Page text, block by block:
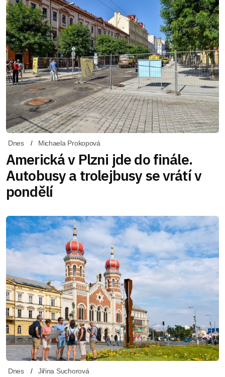
Dnes Michaela Prokopová
Americká v Plzni jde do finále.
Autobusy a trolejbusy se vrátí v
pondělí
Dnes Jiřina Suchorová